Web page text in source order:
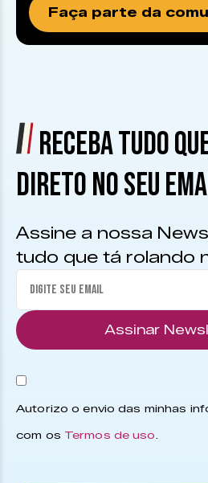
Faça parte da
RECEBA TUDO
DIRETO NO SEU
Assine a nossa
tudo que tá rolando
Assinar
Autorizo o envio das minhas
com os Termos de uso.